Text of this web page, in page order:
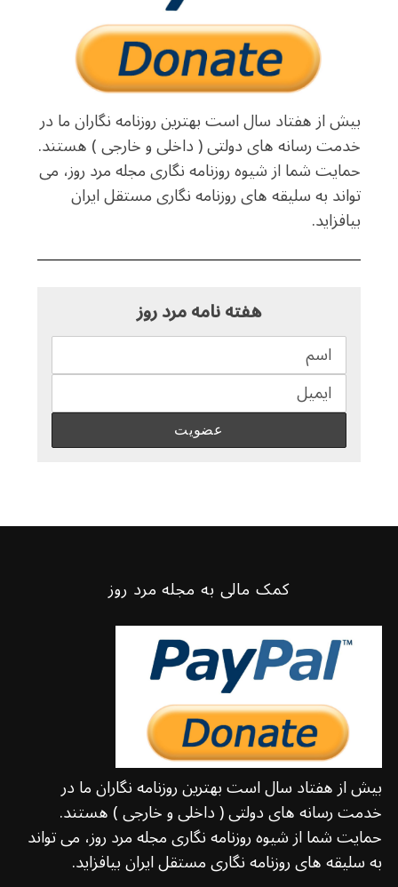
بیش از هفتاد سال است بهترین روزنامه نگاران ما در
خدمت رسانه های دولتی ( داخلی و خارجی ) هستند.
حمایت شما از شیوه روزنامه نگاری مجله مرد روز، می
تواند به سلیقه های روزنامه نگاری مستقل ایران
بیافزاید.
هفته نامه مرد روز
کمک مالی به مجله مرد روز
بیش از هفتاد سال است بهترین روزنامه نگاران ما در
خدمت رسانه های دولتی ( داخلی و خارجی ) هستند.
حمایت شما از شیوه روزنامه نگاری مجله مرد روز، می تواند
به سلیقه های روزنامه نگاری مستقل ایران بیافزاید.